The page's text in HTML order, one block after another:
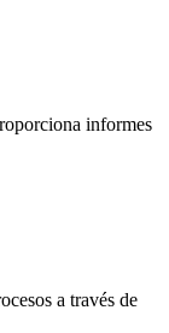
informes
a través de